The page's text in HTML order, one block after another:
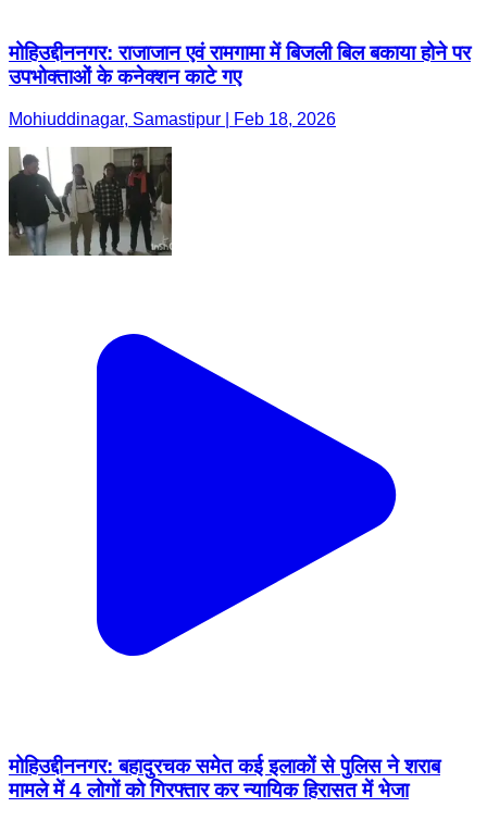
मोहिउद्दीननगर: राजाजान एवं रामगामा में बिजली बिल बकाया होने पर
उपभोक्ताओं के कनेक्शन काटे गए
Mohiuddinagar, Samastipur | Feb 18, 2026
मोहिउद्दीननगर: बहादुरचक समेत कई इलाकों से पुलिस ने शराब
मामले में 4 लोगों को गिरफ्तार कर न्यायिक हिरासत में भेजा